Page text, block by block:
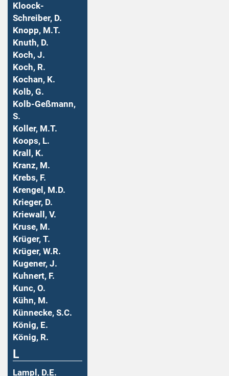
Kloock-
Schreiber, D.
Knopp, M.T.
Knuth, D.
Koch, J.
Koch, R.
Kochan, K.
Kolb, G.
Kolb-Geßmann,
S.
Koller, M.T.
Koops, L.
Krall, K.
Kranz, M.
Krebs, F.
Krengel, M.D.
Krieger, D.
Kriewall, V.
Kruse, M.
Krüger, T.
Krüger, W.R.
Kugener, J.
Kuhnert, F.
Kunc, O.
Kühn, M.
Künnecke, S.C.
König, E.
König, R.
L
Lampl, D.E.